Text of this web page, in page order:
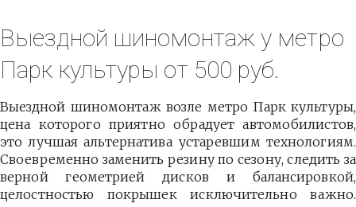
Выездной шиномонтаж у метро
Парк культуры от 500 руб.
Выездной шиномонтаж возле метро Парк культуры,
цена которого приятно обрадует автомобилистов,
это лучшая альтернатива устаревшим технологиям.
Своевременно заменить резину по сезону, следить за
верной геометрией дисков и балансировкой,
целостностью покрышек исключительно важно.